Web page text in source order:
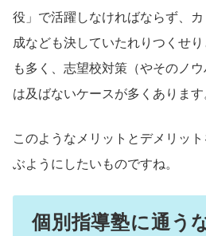
役」で活躍しなければならず、
成なども決していたれりつくせ
も多く、志望校対策（やそのノ
は及ばないケースが多くあります
このようなメリットとデメリッ
ぶようにしたいものですね。
個別指導塾に通う